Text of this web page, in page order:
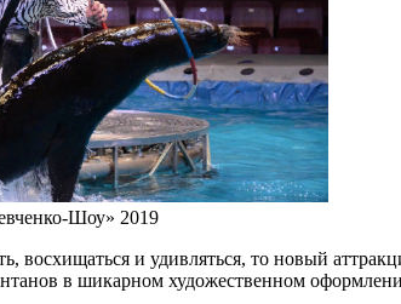
Шоу» 2019
восхищаться и удивляться, то новый
в шикарном художественном